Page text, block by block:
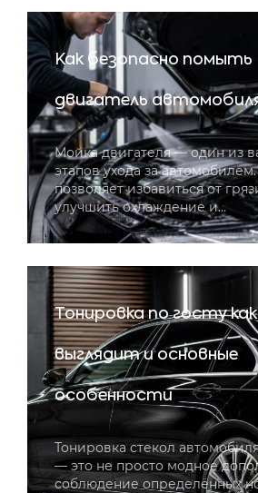
Как безопасно помыть
двигатель
Мойка двигателя — один из
этапов ухода за
позволяет избавиться от
улучшить охлаждение и…
Тонировка по госту как
выглядит и основные
особенности
Тонировка стекол
— это не просто модное
соблюдение определённых